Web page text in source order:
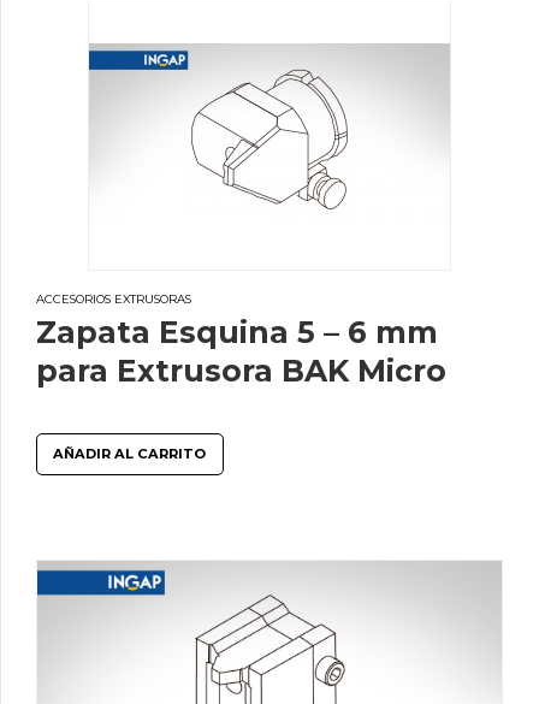
ACCESORIOS EXTRUSORAS
Zapata Esquina 5 – 6 mm
para Extrusora BAK Micro
AÑADIR AL CARRITO